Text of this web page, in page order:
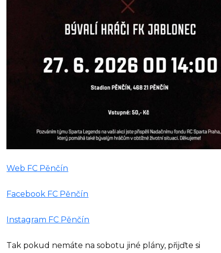
Web FC Pěnčín
Facebook FC Pěnčín
Instagram FC Pěnčín
Tak pokud nemáte na sobotu jiné plány, přijďte si